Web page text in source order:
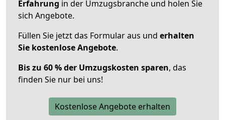
Erfahrung in der Umzugsbranche und holen Sie
sich Angebote.
Füllen Sie jetzt das Formular aus und erhalten
Sie kostenlose Angebote.
Bis zu 60 % der Umzugskosten sparen, das
finden Sie nur bei uns!
Kostenlose Angebote erhalten